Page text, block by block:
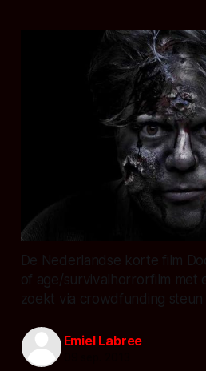
De Nederlandse korte film
of age/survivalhorrorfilm met
zoekt via crowdfunding steun
Emiel Labree